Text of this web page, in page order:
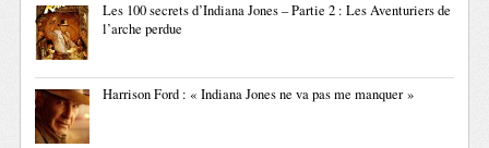
Les 100 secrets d’Indiana Jones – Partie 2 : Les Aventuriers de
l’arche perdue
Harrison Ford : « Indiana Jones ne va pas me manquer »